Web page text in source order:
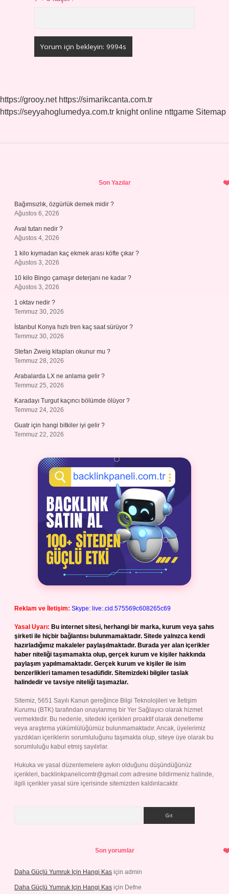
https://grooy.net https://simarikcanta.com.tr
https://seyyahoglumedya.com.tr knight online nttgame Sitemap
Son Yazılar
Bağımsızlık, özgürlük demek midir ?
Ağustos 6, 2026
Aval tutarı nedir ?
Ağustos 4, 2026
1 kilo kıymadan kaç ekmek arası köfte çıkar ?
Ağustos 3, 2026
10 kilo Bingo çamaşır deterjanı ne kadar ?
Ağustos 3, 2026
1 oktav nedir ?
Temmuz 30, 2026
İstanbul Konya hızlı tren kaç saat sürüyor ?
Temmuz 30, 2026
Stefan Zweig kitapları okunur mu ?
Temmuz 28, 2026
Arabalarda LX ne anlama gelir ?
Temmuz 25, 2026
Karadayı Turgut kaçıncı bölümde ölüyor ?
Temmuz 24, 2026
Guatr için hangi bitkiler iyi gelir ?
Temmuz 22, 2026
Reklam ve İletişim: Skype: live:.cid.575569c608265c69
Yasal Uyarı: Bu internet sitesi, herhangi bir marka, kurum veya şahıs
şirketi ile hiçbir bağlantısı bulunmamaktadır. Sitede yalnızca kendi
hazırladığımız makaleler paylaşılmaktadır. Burada yer alan içerikler
haber niteliği taşımamakta olup, gerçek kurum ve kişiler hakkında
paylaşım yapılmamaktadır. Gerçek kurum ve kişiler ile isim
benzerlikleri tamamen tesadüfidir. Sitemizdeki bilgiler taslak
halindedir ve tavsiye niteliği taşımazlar.
Sitemiz, 5651 Sayılı Kanun gereğince Bilgi Teknolojileri ve İletişim
Kurumu (BTK) tarafından onaylanmış bir Yer Sağlayıcı olarak hizmet
vermektedir. Bu nedenle, sitedeki içerikleri proaktif olarak denetleme
veya araştırma yükümlülüğümüz bulunmamaktadır. Ancak, üyelerimiz
yazdıkları içeriklerin sorumluluğunu taşımakta olup, siteye üye olarak bu
sorumluluğu kabul etmiş sayılırlar.
Hukuka ve yasal düzenlemelere aykırı olduğunu düşündüğünüz
içerikleri, backlinkpanelicomtr@gmail.com adresine bildirmeniz halinde,
ilgili içerikler yasal süre içerisinde sitemizden kaldırılacaktır.
Son yorumlar
Daha Güçlü Yumruk Için Hangi Kas için admin
Daha Güçlü Yumruk Için Hangi Kas için Defne